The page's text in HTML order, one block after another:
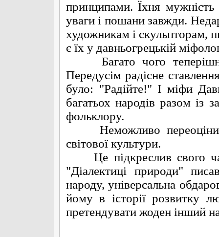
принципами. Їхня мужність
уваги і пошани завжди.
художникам і скульпторам,
є їх у давньогрецькій
Багато чого
Передусім радісне
було: "Радійте!" І міфи
багатьох народів разом із
фольклору.
Неможливо переоцінити
світової культури.
Це підкреслив свого
"Діалектиці природи"
народу, універсальна
йому в історії розвитку
претендувати жоден інший